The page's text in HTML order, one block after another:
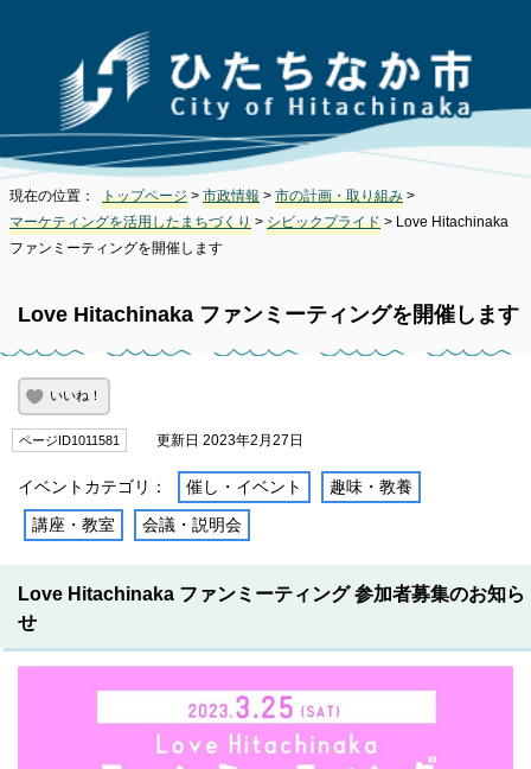
現在の位置： トップページ > 市政情報 > 市の計画・取り組み >
マーケティングを活用したまちづくり > シビックプライド > Love Hitachinaka
ファンミーティングを開催します
Love Hitachinaka ファンミーティングを開催します
いいね！
ページID1011581 更新日 2023年2月27日
イベントカテゴリ： 催し・イベント 趣味・教養
講座・教室 会議・説明会
Love Hitachinaka ファンミーティング 参加者募集のお知ら
せ